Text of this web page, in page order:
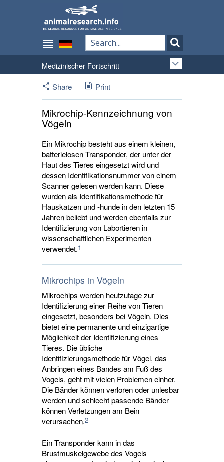
Medizinischer Fortschritt
Share
Print
Mikrochip-Kennzeichnung von
Vögeln
Ein Mikrochip besteht aus einem kleinen,
batterielosen Transponder, der unter der
Haut des Tieres eingesetzt wird und
dessen Identifikationsnummer von einem
Scanner gelesen werden kann. Diese
wurden als Identifikationsmethode für
Hauskatzen und -hunde in den letzten 15
Jahren beliebt und werden ebenfalls zur
Identifizierung von Labortieren in
wissenschaftlichen Experimenten
verwendet.1
Mikrochips in Vögeln
Mikrochips werden heutzutage zur
Identifizierung einer Reihe von Tieren
eingesetzt, besonders bei Vögeln. Dies
bietet eine permanente und einzigartige
Möglichkeit der Identifizierung eines
Tieres. Die übliche
Identifizierungsmethode für Vögel, das
Anbringen eines Bandes am Fuß des
Vogels, geht mit vielen Problemen einher.
Die Bänder können verloren oder unlesbar
werden und schlecht passende Bänder
können Verletzungen am Bein
verursachen.2
Ein Transponder kann in das
Brustmuskelgewebe des Vogels